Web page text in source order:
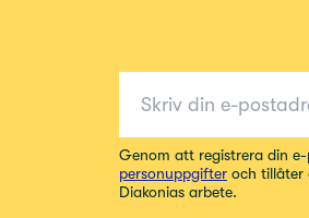
E-post för
Genom att registrera din
personuppgifteroch tillåter
Diakonias arbete.